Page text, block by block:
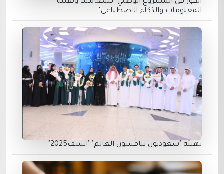
الفور في المشروع الوطني "للتصاميم وتقنية
المعلومات والذكاء الاصطناعي"
تهنئة "سعوديون ينافسون العالم" "ايسف2025"